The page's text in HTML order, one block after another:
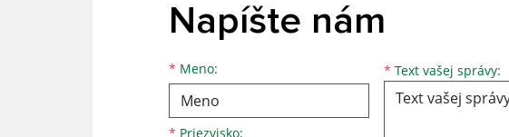
Napíšte nám
* Meno:
Meno
* Priezvisko:
Priezvisko
E-mailová adresa * Text vašej správy: